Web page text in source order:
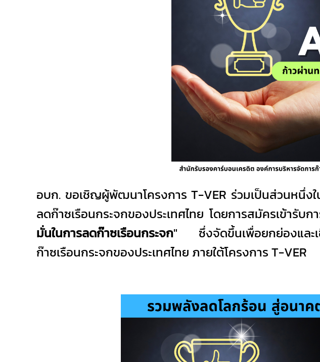
อบก. ขอเชิญผู้พัฒนาโครงการ T-VER ร่วมเป็นส่วนหนึ่งใ
ลดก๊าซเรือนกระจกของประเทศไทย โดยการสมัครเข้ารับ
มั่นในการลดก๊าซเรือนกระจก" ซึ่งจัดขึ้นเพื่อยกย่องและเ
ก๊าซเรือนกระจกของประเทศไทย ภายใต้โครงการ T-VER